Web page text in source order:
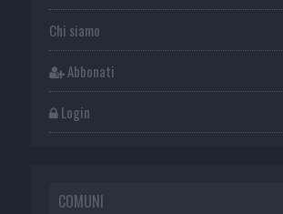
Chi siamo
Abbonati
Login
COMUNI